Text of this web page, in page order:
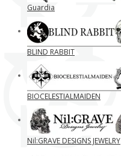
Guardia
BLIND RABBIT
BIOCELESTIALMAIDEN
Nil:GRAVE DESIGNS JEWELRY